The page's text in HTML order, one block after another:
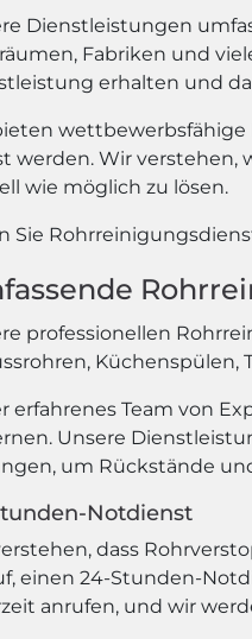
Dienstleistungen
Fabriken und
erhalten und
wettbewerbsfähige
werden. Wir verstehen,
wie möglich zu lösen.
Sie
professionellen
Küchenspülen,
erfahrenes Team von
Unsere
um Rückstände
Notdienst
dass
einen 24-Stunden-
anrufen, und wir